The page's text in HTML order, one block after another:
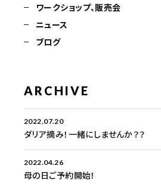
ワークショップ、販売会
ニュース
ブログ
ARCHIVE
2022.07.20
ダリア摘み！一緒にしませんか？？
2022.04.26
母の日ご予約開始！